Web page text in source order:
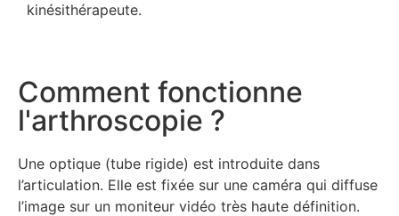
kinésithérapeute.
Comment fonctionne
l'arthroscopie ?
Une optique (tube rigide) est introduite dans
l’articulation. Elle est fixée sur une caméra qui diffuse
l’image sur un moniteur vidéo très haute définition.